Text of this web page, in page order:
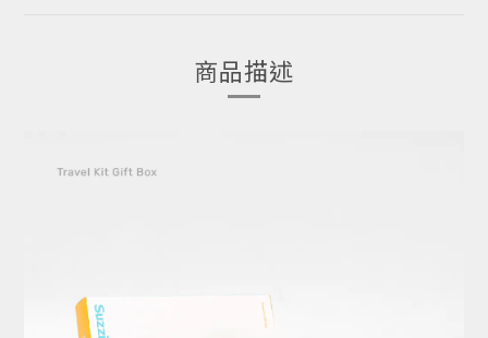
商品描述